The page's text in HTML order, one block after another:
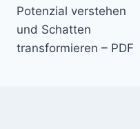
Potenzial verstehen
und Schatten
transformieren – PDF